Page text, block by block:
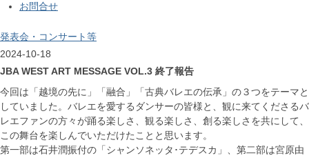
お問合せ
発表会・コンサート等
2024-10-18
JBA WEST ART MESSAGE VOL.3 終了報告
今回は「越境の先に」「融合」「古典バレエの伝承」の３つをテーマと
していました。バレエを愛するダンサーの皆様と、観に来てくださるバ
レエファンの方々が踊る楽しさ、観る楽しさ、創る楽しさを共にして、
この舞台を楽しんでいただけたことと思います。
第一部は石井潤振付の「シャンソネッタ･テデスカ」、第二部は宮原由